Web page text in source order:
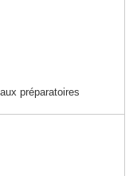
préparatoires